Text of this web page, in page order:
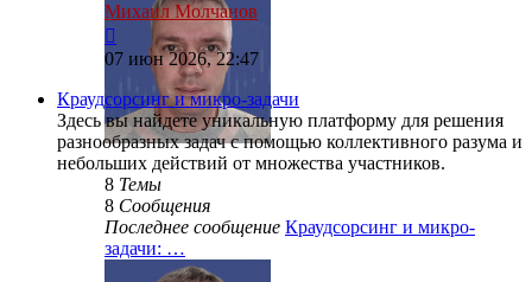
Михаил Молчанов
Перейти
к
последнему
сообщению
07 июн 2026, 22:47
Краудсорсинг и микро-задачи
Здесь вы найдете уникальную платформу для решения
разнообразных задач с помощью коллективного разума и
небольших действий от множества участников.
8 Темы
8 Сообщения
Последнее сообщение Краудсорсинг и микро-
задачи: …